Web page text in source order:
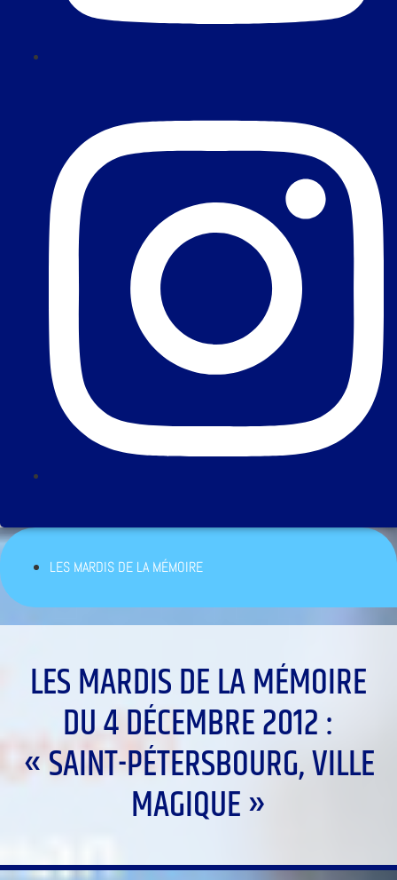
LES MARDIS DE LA MÉMOIRE
LES MARDIS DE LA MÉMOIRE
DU 4 DÉCEMBRE 2012 :
« SAINT-PÉTERSBOURG, VILLE
MAGIQUE »